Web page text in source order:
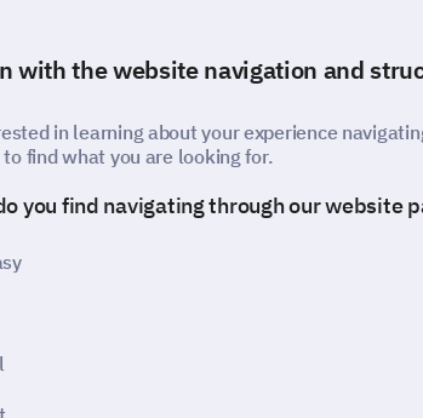
with the website navigation and
in learning about your experience
find what you are looking for.
you find navigating through our website